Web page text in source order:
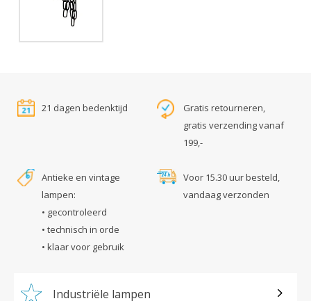
21 dagen bedenktijd
Gratis retourneren,
gratis verzending vanaf
199,-
Antieke en vintage
lampen:
• gecontroleerd
• technisch in orde
• klaar voor gebruik
Voor 15.30 uur besteld,
vandaag verzonden
Industriële lampen